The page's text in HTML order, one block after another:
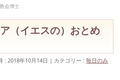
会博士
（イエスの）おとめ
: 2018年10月14日 カテゴリー :毎日のみ